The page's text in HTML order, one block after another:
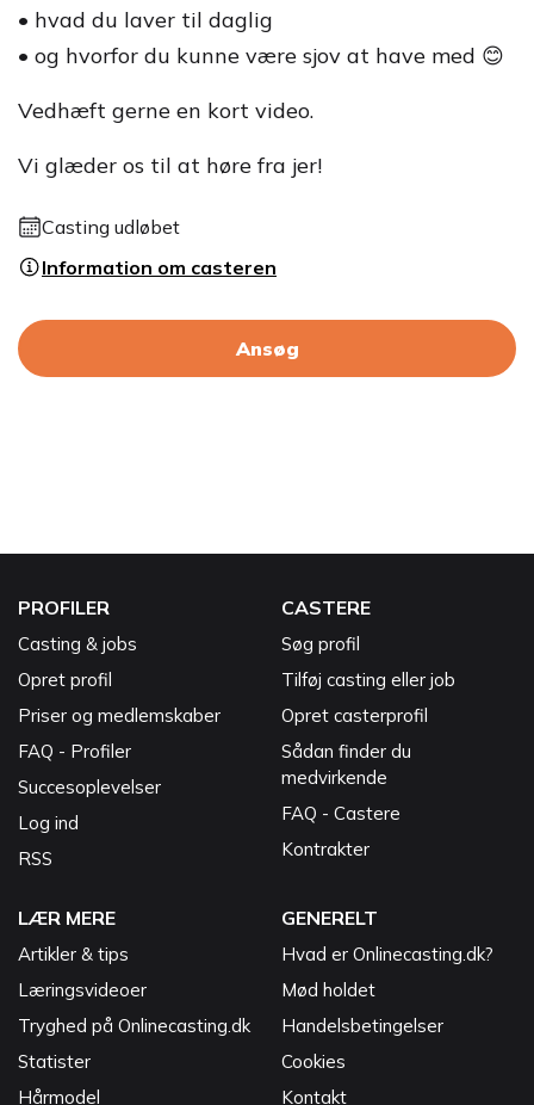
• hvad du laver til daglig
• og hvorfor du kunne være sjov at have med 😊
Vedhæft gerne en kort video.
Vi glæder os til at høre fra jer!
Casting udløbet
Information om casteren
Ansøg
PROFILER
Casting & jobs
Opret profil
Priser og medlemskaber
FAQ - Profiler
Succesoplevelser
Log ind
RSS
CASTERE
Søg profil
Tilføj casting eller job
Opret casterprofil
Sådan finder du
medvirkende
FAQ - Castere
Kontrakter
LÆR MERE
Artikler & tips
Læringsvideoer
Tryghed på Onlinecasting.dk
Statister
Hårmodel
GENERELT
Hvad er Onlinecasting.dk?
Mød holdet
Handelsbetingelser
Cookies
Kontakt